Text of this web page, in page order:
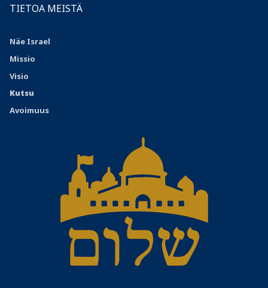
TIETOA MEISTÄ
Näe Israel
Missio
Visio
Kutsu
Avoimuus